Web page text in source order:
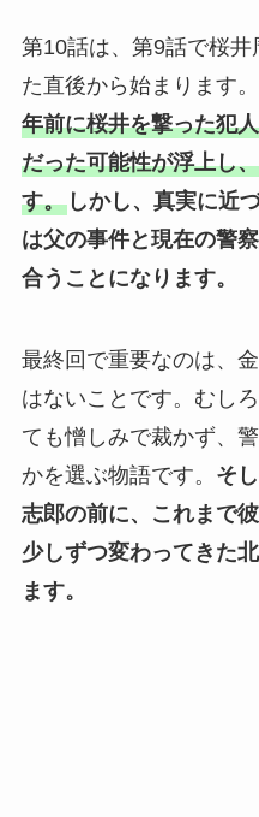
第10話は、第9話で桜
た直後から始まります。
年前に桜井を撃った犯
だった可能性が浮上し
す。しかし、真実に近
は父の事件と現在の警
合うことになります。
最終回で重要なのは、
はないことです。むし
ても憎しみで裁かず、
かを選ぶ物語です。 そ
志郎の前に、これまで
少しずつ変わってきた
ます。